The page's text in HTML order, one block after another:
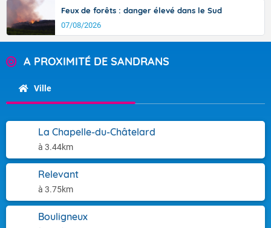
Feux de forêts : danger élevé dans le Sud
07/08/2026
A PROXIMITÉ DE SANDRANS
Ville
La Chapelle-du-Châtelard
à 3.44km
Relevant
à 3.75km
Bouligneux